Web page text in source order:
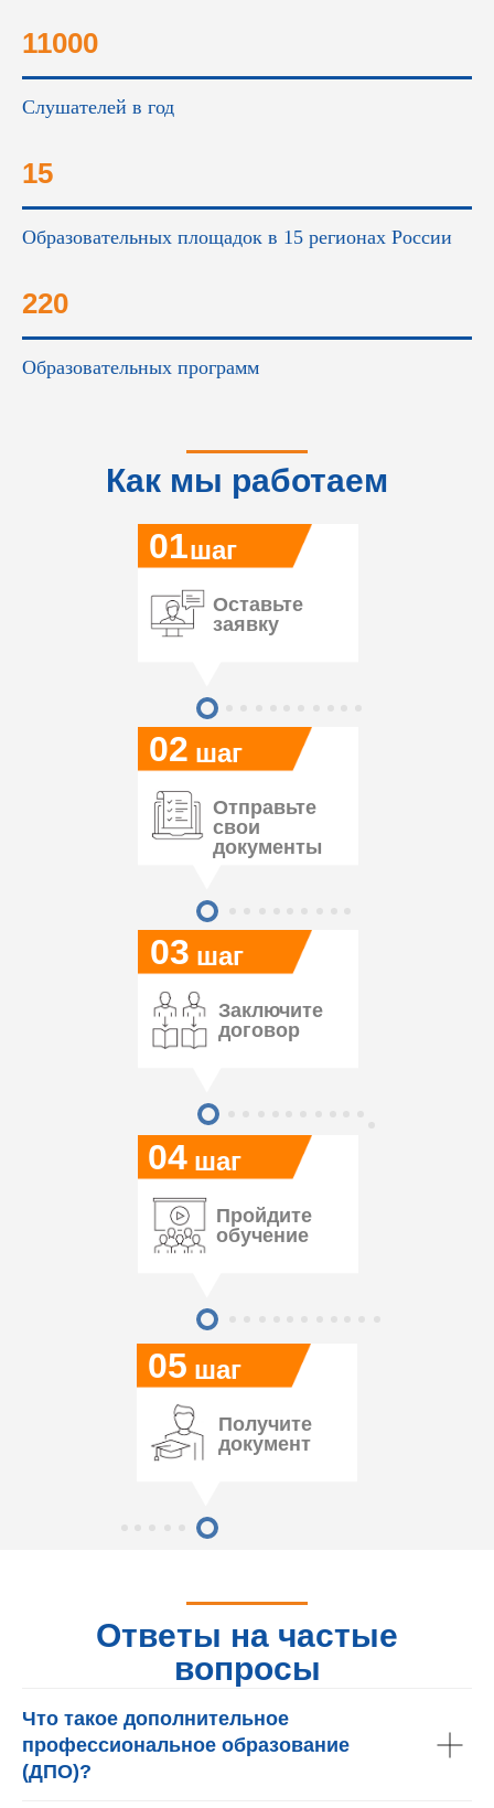
11000
Слушателей в год
15
Образовательных площадок в 15 регионах России
220
Образовательных программ
Как мы работаем
05
04
03
02
01
Оставьте
заявку
шаг
шаг
шаг
шаг
шаг
Отправьте
свои
документы
Заключите
договор
Пройдите
обучение
Получите
документ
Ответы на частые
вопросы
Что такое дополнительное
профессиональное образование
(ДПО)?